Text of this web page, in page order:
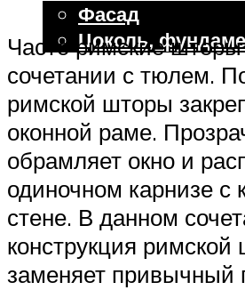
Фасад
Цоколь,
Меню
Часто римские
сочетании с тюлем.
римской шторы
оконной раме.
обрамляет окно и
одиночном карнизе с
стене. В данном
конструкция
заменяет привычный